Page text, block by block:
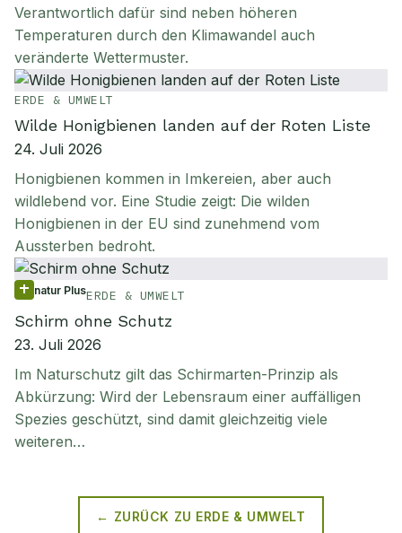
Verantwortlich dafür sind neben höheren
Temperaturen durch den Klimawandel auch
veränderte Wettermuster.
ERDE & UMWELT
Wilde Honigbienen landen auf der Roten Liste
24. Juli 2026
Honigbienen kommen in Imkereien, aber auch
wildlebend vor. Eine Studie zeigt: Die wilden
Honigbienen in der EU sind zunehmend vom
Aussterben bedroht.
natur PlusERDE & UMWELT
Schirm ohne Schutz
23. Juli 2026
Im Naturschutz gilt das Schirmarten-Prinzip als
Abkürzung: Wird der Lebensraum einer auffälligen
Spezies geschützt, sind damit gleichzeitig viele
weiteren…
← ZURÜCK ZU ERDE & UMWELT